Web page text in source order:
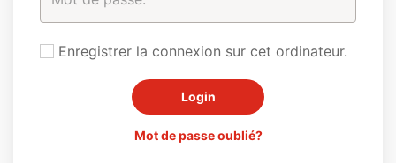
Enregistrer la connexion sur cet ordinateur.
Mot de passe oublié?